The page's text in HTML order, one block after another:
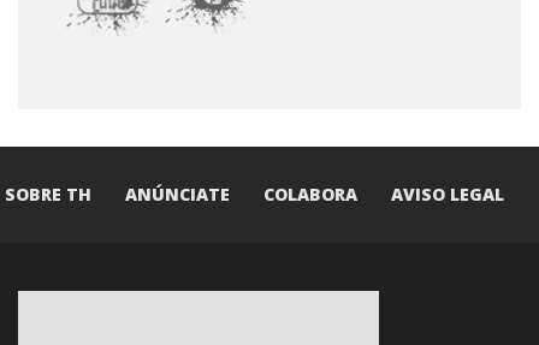
SOBRE TH ANÚNCIATE COLABORA AVISO LEGAL